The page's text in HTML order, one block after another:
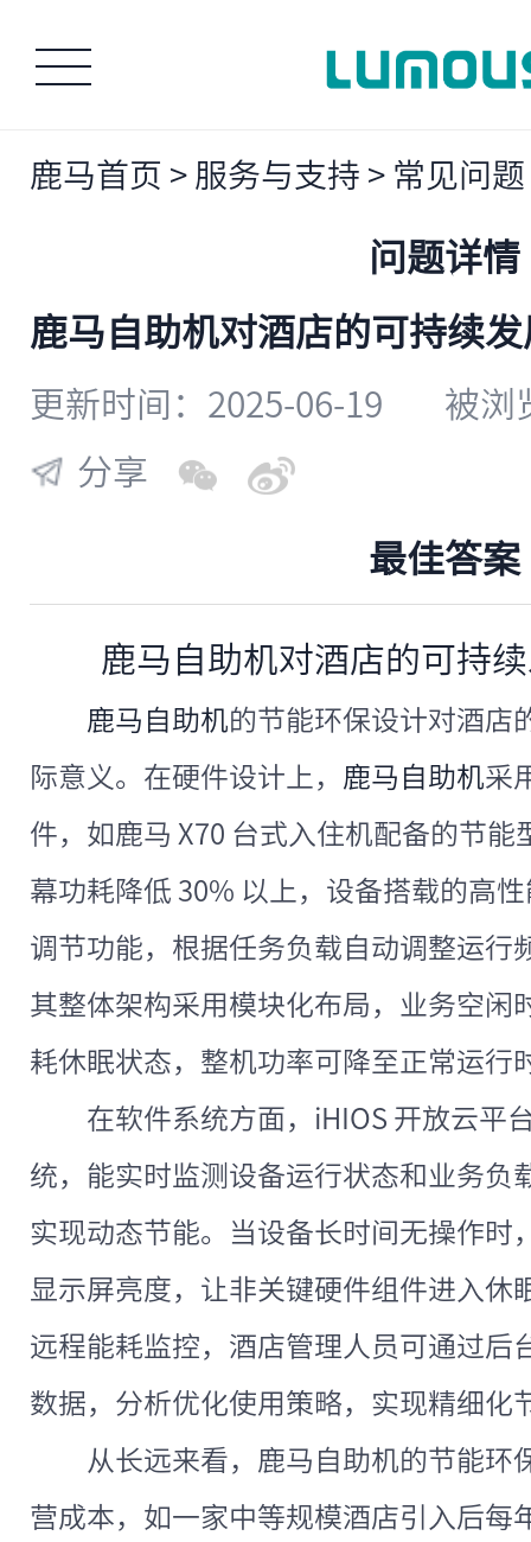
鹿马首页 > 服务与支持 > 常见问题
问题详情
鹿马自助机对酒店的可持续
更新时间：2025-06-19
被浏
分享
最佳答案
鹿马自助机对酒店的可持
鹿马自助机的节能环保设计对酒店
际意义。在硬件设计上， 鹿马自助机采
件，如鹿马 X70 台式入住机配备的节
幕功耗降低 30% 以上，设备搭载的高
调节功能，根据任务负载自动调整运行
其整体架构采用模块化布局，业务空闲
耗休眠状态，整机功率可降至正常运行
在软件系统方面，iHIOS 开放云平
统，能实时监测设备运行状态和业务负
实现动态节能。当设备长时间无操作时
显示屏亮度，让非关键硬件组件进入休
远程能耗监控，酒店管理人员可通过后
数据，分析优化使用策略，实现精细化
从长远来看，鹿马自助机的节能环
营成本，如一家中等规模酒店引入后每